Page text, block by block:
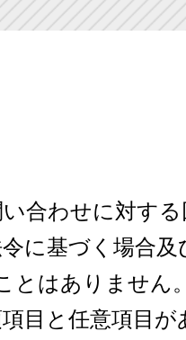
合わせに対する
に基づく場合及
とはありません。
目と任意項目